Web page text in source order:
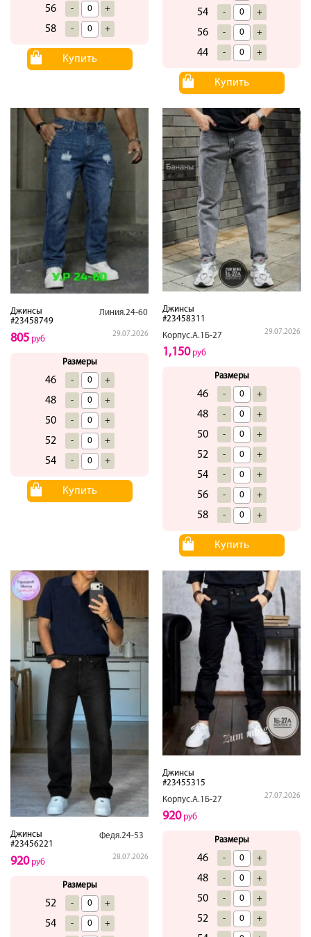
56 - +
58 - +
Купить
54 - +
56 - +
44 - +
Купить
Джинсы
#23458749
Линия.24-60
29.07.2026
805 руб
Размеры
46 - +
48 - +
50 - +
52 - +
54 - +
Купить
Джинсы
#23458311
Корпус.А.1Б-27
29.07.2026
1,150руб
Размеры
46 - +
48 - +
50 - +
52 - +
54 - +
56 - +
58 - +
Купить
Джинсы
#23456221
Федя.24-53
28.07.2026
920руб
Размеры
52 - +
54 - +
Джинсы
#23455315
Корпус.А.1Б-27
27.07.2026
920руб
Размеры
46 - +
48 - +
50 - +
52 - +